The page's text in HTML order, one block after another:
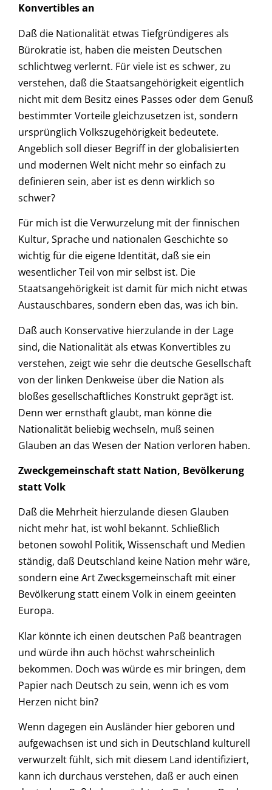
Konvertibles an
Daß die Nationalität etwas Tiefgründigeres als
Bürokratie ist, haben die meisten Deutschen
schlichtweg verlernt. Für viele ist es schwer, zu
verstehen, daß die Staatsangehörigkeit eigentlich
nicht mit dem Besitz eines Passes oder dem Genuß
bestimmter Vorteile gleichzusetzen ist, sondern
ursprünglich Volkszugehörigkeit bedeutete.
Angeblich soll dieser Begriff in der globalisierten
und modernen Welt nicht mehr so einfach zu
definieren sein, aber ist es denn wirklich so
schwer?
Für mich ist die Verwurzelung mit der finnischen
Kultur, Sprache und nationalen Geschichte so
wichtig für die eigene Identität, daß sie ein
wesentlicher Teil von mir selbst ist. Die
Staatsangehörigkeit ist damit für mich nicht etwas
Austauschbares, sondern eben das, was ich bin.
Daß auch Konservative hierzulande in der Lage
sind, die Nationalität als etwas Konvertibles zu
verstehen, zeigt wie sehr die deutsche Gesellschaft
von der linken Denkweise über die Nation als
bloßes gesellschaftliches Konstrukt geprägt ist.
Denn wer ernsthaft glaubt, man könne die
Nationalität beliebig wechseln, muß seinen
Glauben an das Wesen der Nation verloren haben.
Zweckgemeinschaft statt Nation, Bevölkerung
statt Volk
Daß die Mehrheit hierzulande diesen Glauben
nicht mehr hat, ist wohl bekannt. Schließlich
betonen sowohl Politik, Wissenschaft und Medien
ständig, daß Deutschland keine Nation mehr wäre,
sondern eine Art Zwecksgemeinschaft mit einer
Bevölkerung statt einem Volk in einem geeinten
Europa.
Klar könnte ich einen deutschen Paß beantragen
und würde ihn auch höchst wahrscheinlich
bekommen. Doch was würde es mir bringen, dem
Papier nach Deutsch zu sein, wenn ich es vom
Herzen nicht bin?
Wenn dagegen ein Ausländer hier geboren und
aufgewachsen ist und sich in Deutschland kulturell
verwurzelt fühlt, sich mit diesem Land identifiziert,
kann ich durchaus verstehen, daß er auch einen